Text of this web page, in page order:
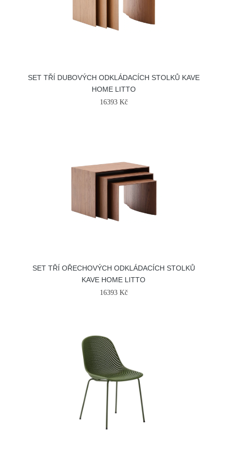
SET TŘÍ DUBOVÝCH ODKLÁDACÍCH STOLKŮ KAVE
HOME LITTO
16393 Kč
SET TŘÍ OŘECHOVÝCH ODKLÁDACÍCH STOLKŮ
KAVE HOME LITTO
16393 Kč